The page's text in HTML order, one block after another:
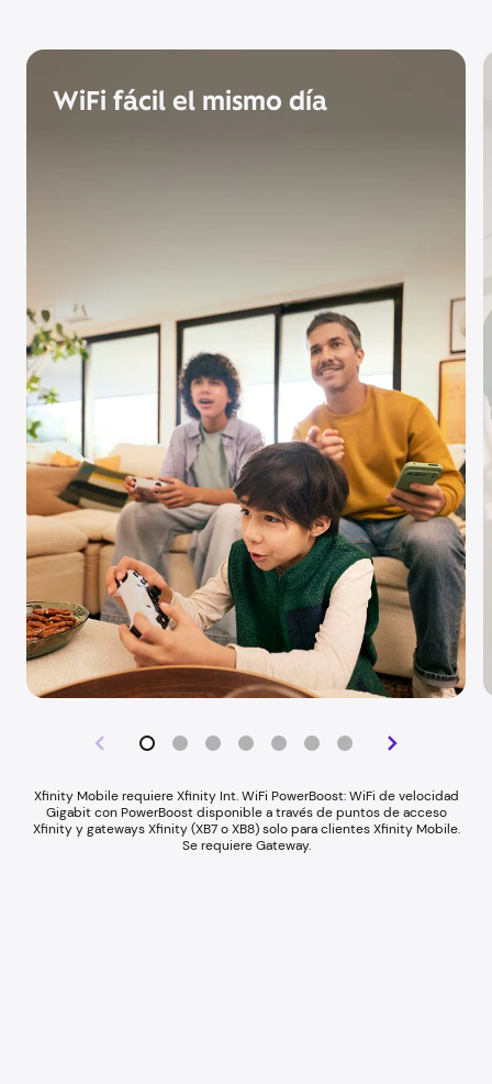
WiFi fácil el mismo día
Xfinity Mobile requiere Xfinity Int. WiFi PowerBoost: WiFi de velocidad
Gigabit con PowerBoost disponible a través de puntos de acceso
Xfinity y gateways Xfinity (XB7 o XB8) solo para clientes Xfinity Mobile.
Se requiere Gateway.